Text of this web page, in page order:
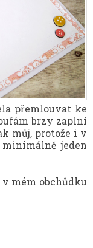
přemlouvat ke
brzy zaplní
můj, protože i v
jeden
mém obchůdku